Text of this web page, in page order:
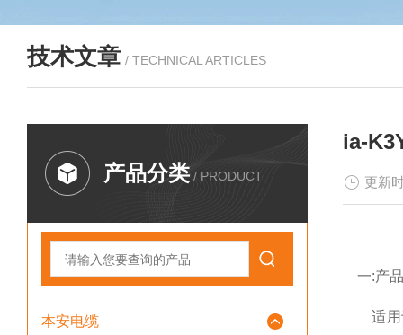
技术文章 / TECHNICAL ARTICLES
产品分类 / PRODUCT
本安电缆
ia-
更新
一:产
适用于